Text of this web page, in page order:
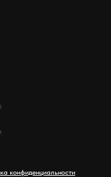
конфиденциальности